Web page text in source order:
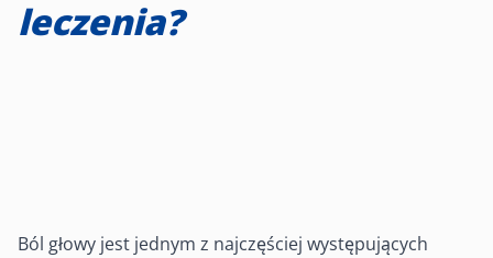
leczenia?
Ból głowy jest jednym z najczęściej występujących